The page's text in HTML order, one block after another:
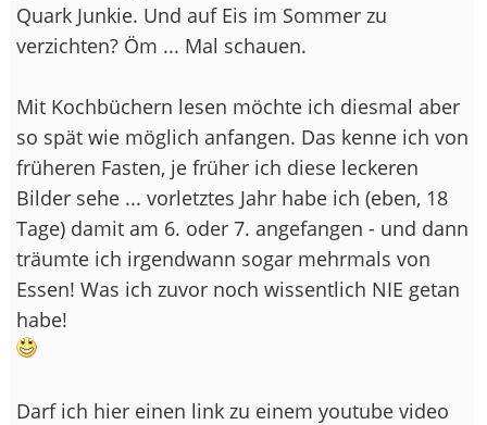
Quark Junkie. Und auf Eis im Sommer zu
verzichten? Öm ... Mal schauen.
Mit Kochbüchern lesen möchte ich diesmal aber
so spät wie möglich anfangen. Das kenne ich von
früheren Fasten, je früher ich diese leckeren
Bilder sehe ... vorletztes Jahr habe ich (eben, 18
Tage) damit am 6. oder 7. angefangen - und dann
träumte ich irgendwann sogar mehrmals von
Essen! Was ich zuvor noch wissentlich NIE getan
habe!
Darf ich hier einen link zu einem youtube video